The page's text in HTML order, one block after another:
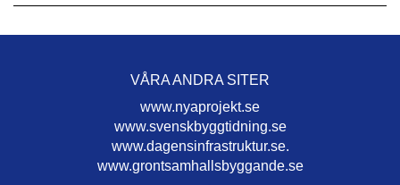
VÅRA ANDRA SITER
www.nyaprojekt.se
www.svenskbyggtidning.se
www.dagensinfrastruktur.se.
www.grontsamhallsbyggande.se